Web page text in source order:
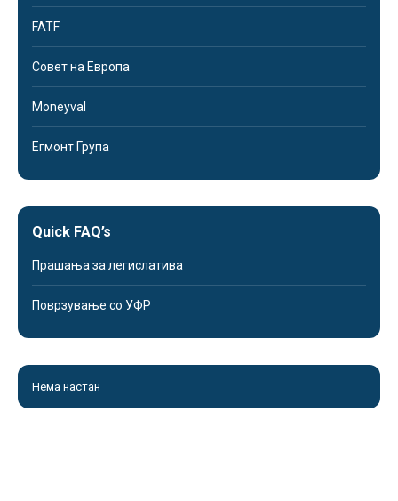
FATF
Совет на Европа
Moneyval
Егмонт Група
Quick FAQ’s
Прашања за легислатива
Поврзување со УФР
Нема настан